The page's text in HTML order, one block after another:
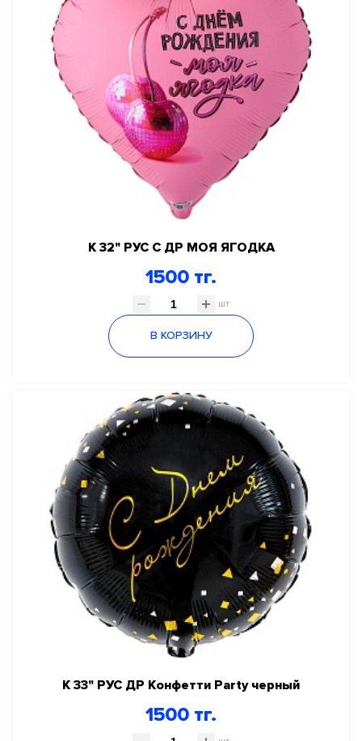
К 32" РУС С ДР МОЯ ЯГОДКА
1500 тг.
шт
В КОРЗИНУ
К 33" РУС ДР Конфетти Party черный
1500 тг.